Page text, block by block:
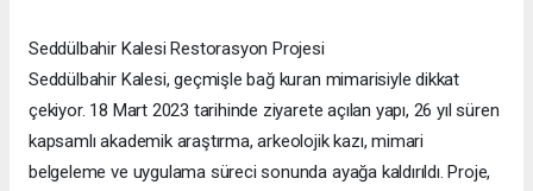
Seddülbahir Kalesi Restorasyon Projesi
Seddülbahir Kalesi, geçmişle bağ kuran mimarisiyle dikkat
çekiyor. 18 Mart 2023 tarihinde ziyarete açılan yapı, 26 yıl süren
kapsamlı akademik araştırma, arkeolojik kazı, mimari
belgeleme ve uygulama süreci sonunda ayağa kaldırıldı. Proje,